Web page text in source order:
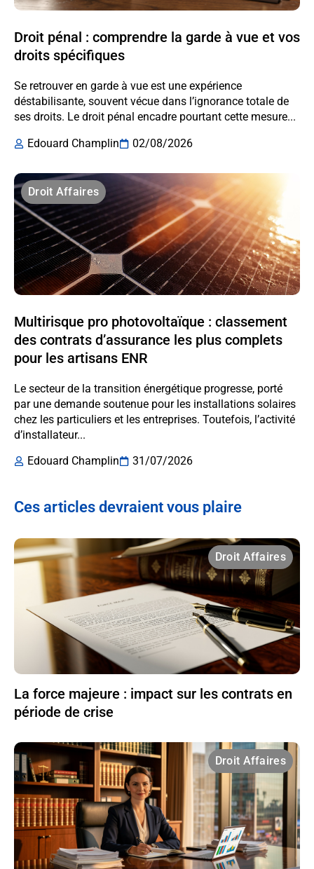
Droit pénal : comprendre la garde à vue et vos
droits spécifiques
Se retrouver en garde à vue est une expérience
déstabilisante, souvent vécue dans l’ignorance totale de
ses droits. Le droit pénal encadre pourtant cette mesure...
Edouard Champlin
02/08/2026
Droit Affaires
Multirisque pro photovoltaïque : classement
des contrats d’assurance les plus complets
pour les artisans ENR
Le secteur de la transition énergétique progresse, porté
par une demande soutenue pour les installations solaires
chez les particuliers et les entreprises. Toutefois, l’activité
d’installateur...
Edouard Champlin
31/07/2026
Ces articles devraient vous plaire
Droit Affaires
La force majeure : impact sur les contrats en
période de crise
Droit Affaires